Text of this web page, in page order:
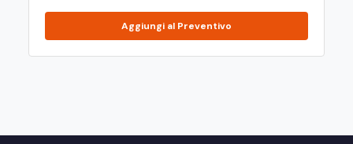
Aggiungi al Preventivo